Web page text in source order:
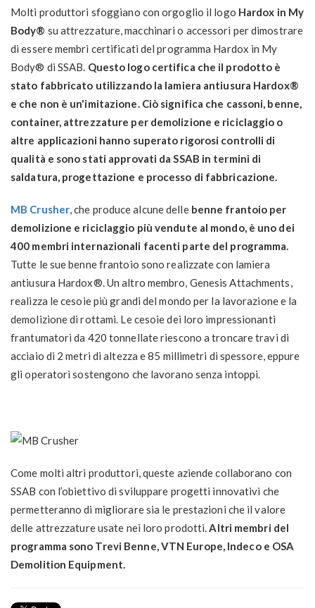
Molti produttori sfoggiano con orgoglio il logo Hardox in My
Body® su attrezzature, macchinari o accessori per dimostrare
di essere membri certificati del programma Hardox in My
Body® di SSAB. Questo logo certifica che il prodotto è
stato fabbricato utilizzando la lamiera antiusura Hardox®
e che non è un'imitazione. Ciò significa che cassoni, benne,
container, attrezzature per demolizione e riciclaggio o
altre applicazioni hanno superato rigorosi controlli di
qualità e sono stati approvati da SSAB in termini di
saldatura, progettazione e processo di fabbricazione.
MB Crusher, che produce alcune delle benne frantoio per
demolizione e riciclaggio più vendute al mondo, è uno dei
400 membri internazionali facenti parte del programma.
Tutte le sue benne frantoio sono realizzate con lamiera
antiusura Hardox®. Un altro membro, Genesis Attachments,
realizza le cesoie più grandi del mondo per la lavorazione e la
demolizione di rottami. Le cesoie dei loro impressionanti
frantumatori da 420 tonnellate riescono a troncare travi di
acciaio di 2 metri di altezza e 85 millimetri di spessore, eppure
gli operatori sostengono che lavorano senza intoppi.
Come molti altri produttori, queste aziende collaborano con
SSAB con l’obiettivo di sviluppare progetti innovativi che
permetteranno di migliorare sia le prestazioni che il valore
delle attrezzature usate nei loro prodotti.Altri membri del
programma sono Trevi Benne, VTN Europe, Indeco e OSA
Demolition Equipment.